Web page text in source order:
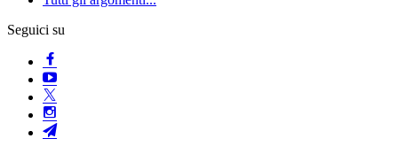
Seguici su